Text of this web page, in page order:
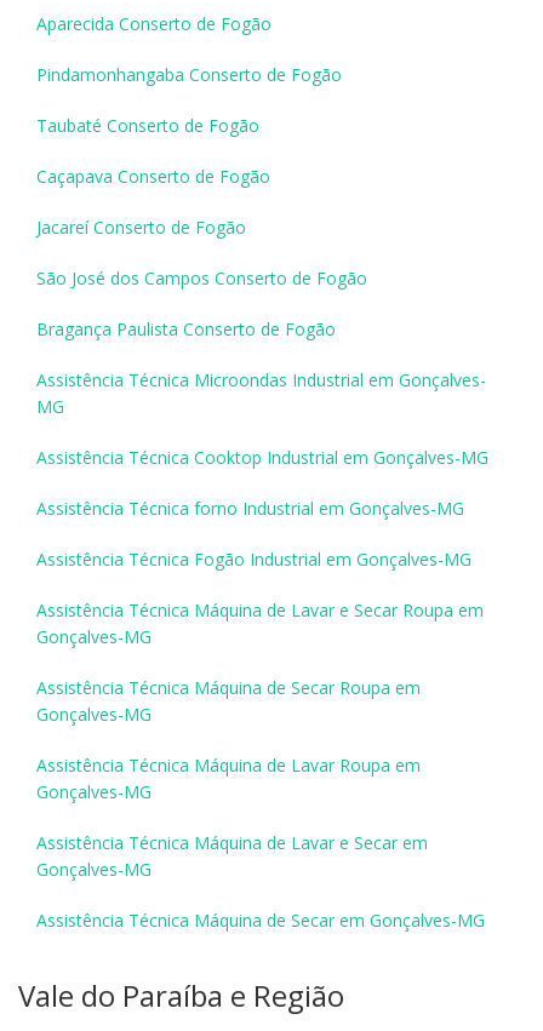
Aparecida Conserto de Fogão
Pindamonhangaba Conserto de Fogão
Taubaté Conserto de Fogão
Caçapava Conserto de Fogão
Jacareí Conserto de Fogão
São José dos Campos Conserto de Fogão
Bragança Paulista Conserto de Fogão
Assistência Técnica Microondas Industrial em Gonçalves-
MG
Assistência Técnica Cooktop Industrial em Gonçalves-MG
Assistência Técnica forno Industrial em Gonçalves-MG
Assistência Técnica Fogão Industrial em Gonçalves-MG
Assistência Técnica Máquina de Lavar e Secar Roupa em
Gonçalves-MG
Assistência Técnica Máquina de Secar Roupa em
Gonçalves-MG
Assistência Técnica Máquina de Lavar Roupa em
Gonçalves-MG
Assistência Técnica Máquina de Lavar e Secar em
Gonçalves-MG
Assistência Técnica Máquina de Secar em Gonçalves-MG
Vale do Paraíba e Região